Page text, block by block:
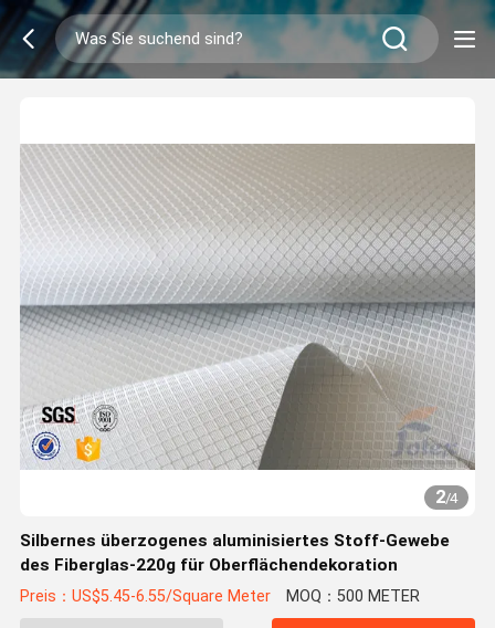
2/4
Silbernes überzogenes aluminisiertes Stoff-Gewebe
des Fiberglas-220g für Oberflächendekoration
Preis：US$5.45-6.55/Square Meter MOQ：500 METER